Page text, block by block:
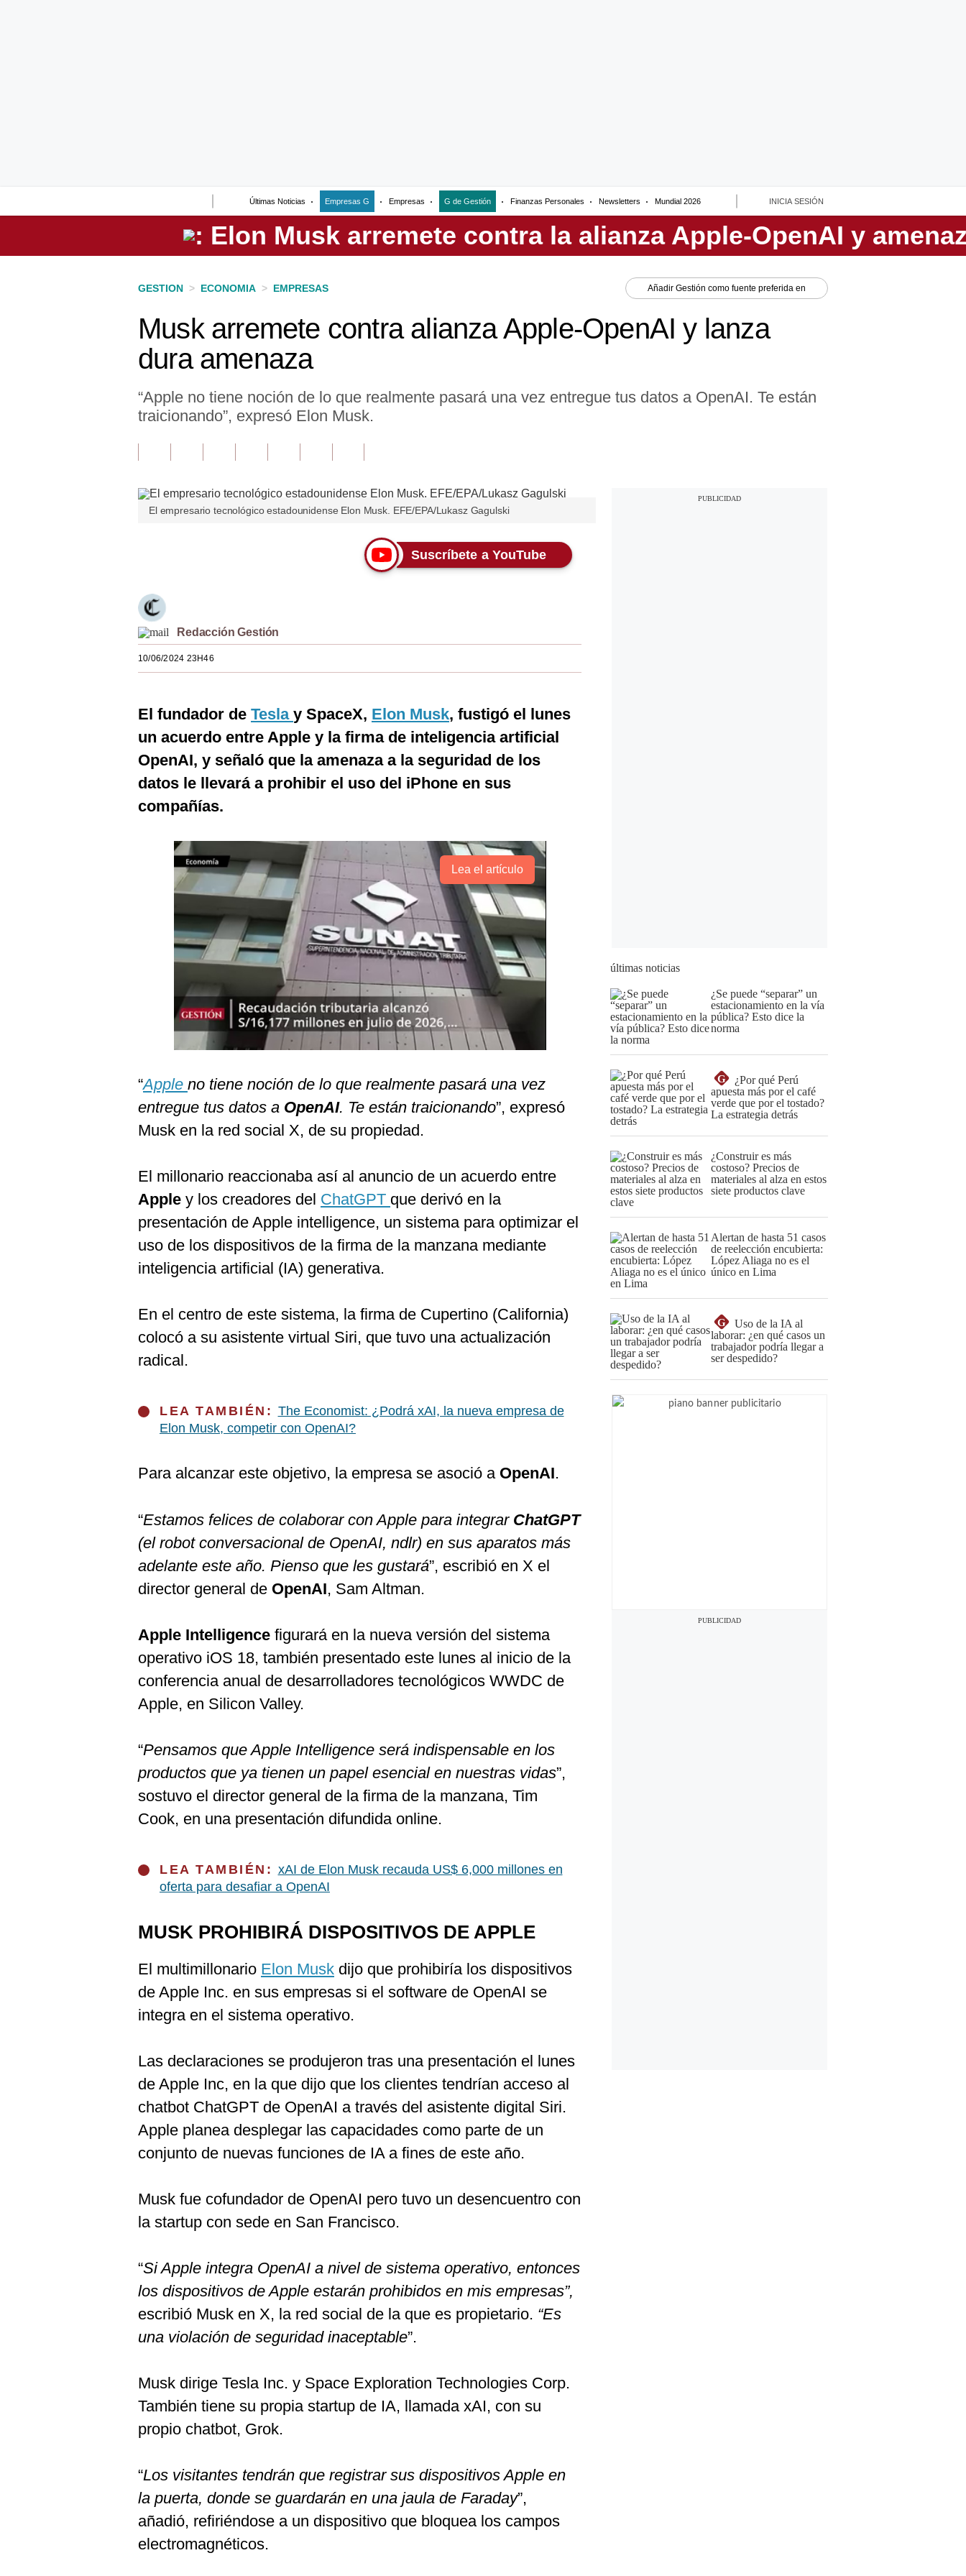
Últimas Noticias Empresas G Empresas G de Gestión Finanzas Personales Newsletters Mundial 2026 INICIA SESIÓN
Perú
GESTION > ECONOMIA > EMPRESAS Añadir Gestión como fuente preferida en
Musk arremete contra alianza Apple-OpenAI y lanza
dura amenaza
“Apple no tiene noción de lo que realmente pasará una vez entregue tus datos a OpenAI. Te están
traicionando”, expresó Elon Musk.
El empresario tecnológico estadounidense Elon Musk. EFE/EPA/Lukasz Gagulski
Suscríbete a YouTube
Redacción Gestión
10/06/2024 23H46
El fundador de Tesla y SpaceX, Elon Musk, fustigó el lunes
un acuerdo entre Apple y la firma de inteligencia artificial
OpenAI, y señaló que la amenaza a la seguridad de los
datos le llevará a prohibir el uso del iPhone en sus
compañías.
Lea el artículo
“Apple no tiene noción de lo que realmente pasará una vez
entregue tus datos a OpenAI. Te están traicionando”, expresó
Musk en la red social X, de su propiedad.
El millonario reaccionaba así al anuncio de un acuerdo entre
Apple y los creadores del ChatGPT que derivó en la
presentación de Apple intelligence, un sistema para optimizar el
uso de los dispositivos de la firma de la manzana mediante
inteligencia artificial (IA) generativa.
En el centro de este sistema, la firma de Cupertino (California)
colocó a su asistente virtual Siri, que tuvo una actualización
radical.
LEA TAMBIÉN: The Economist: ¿Podrá xAI, la nueva empresa de
Elon Musk, competir con OpenAI?
Para alcanzar este objetivo, la empresa se asoció a OpenAI.
“Estamos felices de colaborar con Apple para integrar ChatGPT
(el robot conversacional de OpenAI, ndlr) en sus aparatos más
adelante este año. Pienso que les gustará”, escribió en X el
director general de OpenAI, Sam Altman.
Apple Intelligence figurará en la nueva versión del sistema
operativo iOS 18, también presentado este lunes al inicio de la
conferencia anual de desarrolladores tecnológicos WWDC de
Apple, en Silicon Valley.
“Pensamos que Apple Intelligence será indispensable en los
productos que ya tienen un papel esencial en nuestras vidas”,
sostuvo el director general de la firma de la manzana, Tim
Cook, en una presentación difundida online.
LEA TAMBIÉN: xAI de Elon Musk recauda US$ 6,000 millones en
oferta para desafiar a OpenAI
MUSK PROHIBIRÁ DISPOSITIVOS DE APPLE
El multimillonario Elon Musk dijo que prohibiría los dispositivos
de Apple Inc. en sus empresas si el software de OpenAI se
integra en el sistema operativo.
Las declaraciones se produjeron tras una presentación el lunes
de Apple Inc, en la que dijo que los clientes tendrían acceso al
chatbot ChatGPT de OpenAI a través del asistente digital Siri.
Apple planea desplegar las capacidades como parte de un
conjunto de nuevas funciones de IA a fines de este año.
Musk fue cofundador de OpenAI pero tuvo un desencuentro con
la startup con sede en San Francisco.
“Si Apple integra OpenAI a nivel de sistema operativo, entonces
los dispositivos de Apple estarán prohibidos en mis empresas”,
escribió Musk en X, la red social de la que es propietario. “Es
una violación de seguridad inaceptable”.
Musk dirige Tesla Inc. y Space Exploration Technologies Corp.
También tiene su propia startup de IA, llamada xAI, con su
propio chatbot, Grok.
“Los visitantes tendrán que registrar sus dispositivos Apple en
la puerta, donde se guardarán en una jaula de Faraday”,
añadió, refiriéndose a un dispositivo que bloquea los campos
electromagnéticos.
últimas noticias
¿Se puede “separar” un
estacionamiento en la vía
pública? Esto dice la
norma
G
¿Por qué Perú
apuesta más por el café
verde que por el tostado?
La estrategia detrás
¿Construir es más
costoso? Precios de
materiales al alza en estos
siete productos clave
Alertan de hasta 51 casos
de reelección encubierta:
López Aliaga no es el
único en Lima
G
Uso de la IA al
laborar: ¿en qué casos un
trabajador podría llegar a
ser despedido?